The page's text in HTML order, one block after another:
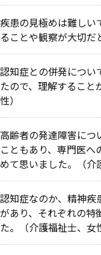
疾患の見極めは難しい
ることや観察が大切だ
認知症との併発につい
たので、理解すること
性）
高齢者の発達障害につ
こともあり、専門医
めて思いました。（介
認知症なのか、精神疾
があり、それぞれの特
た。（介護福祉士、女